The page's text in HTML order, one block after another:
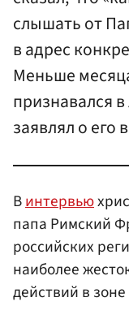
слышать от
в адрес
Меньше
признавался
заявлял о его
Винтервью
папа Римский
российских
наиболее
действий в